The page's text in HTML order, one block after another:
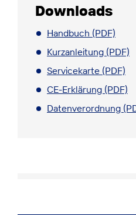
Downloads
Handbuch (PDF)
Kurzanleitung (PDF)
Servicekarte (PDF)
CE-Erklärung (PDF)
Datenverordnung